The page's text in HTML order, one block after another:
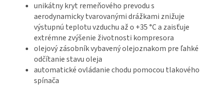
unikátny kryt remeňového prevodu s
aerodynamicky tvarovanými drážkami znižuje
výstupnú teplotu vzduchu až o +35 °C a zaisťuje
extrémne zvýšenie životnosti kompresora
olejový zásobník vybavený olejoznakom pre ľahké
odčítanie stavu oleja
automatické ovládanie chodu pomocou tlakového
spínača